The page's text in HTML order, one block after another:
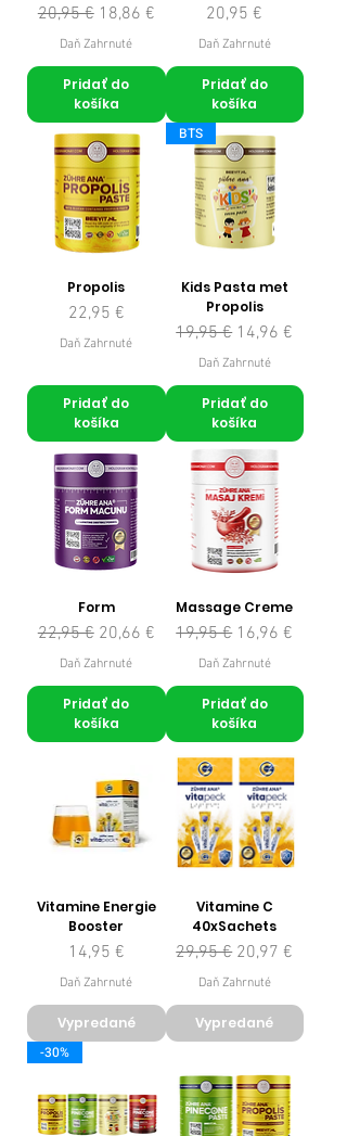
Normálna cena
20,95 € Zľavnená cena
18,86 €
Daň Zahrnuté
Pridať do
košíka
Cena
20,95 €
Daň Zahrnuté
Pridať do
košíka
Propolis
Cena
22,95 €
Daň Zahrnuté
Pridať do
košíka
BTS
Kids Pasta met
Propolis
Normálna cena
19,95 € Zľavnená cena
14,96 €
Daň Zahrnuté
Pridať do
košíka
Form
Normálna cena
22,95 € Zľavnená cena
20,66 €
Daň Zahrnuté
Pridať do
košíka
Massage Creme
Normálna cena
19,95 € Zľavnená cena
16,96 €
Daň Zahrnuté
Pridať do
košíka
Vitamine Energie
Booster
Cena
14,95 €
Daň Zahrnuté
Vypredané
Vitamine C
40xSachets
Normálna cena
29,95 € Zľavnená cena
20,97 €
Daň Zahrnuté
Vypredané
-30%